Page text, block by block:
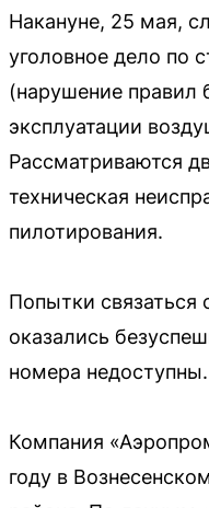
Накануне, 25 мая,
уголовное дело по
(нарушение правил
эксплуатации
Рассматриваются
техническая
пилотирования.
Попытки
оказались
номера недоступны.
Компания
году в